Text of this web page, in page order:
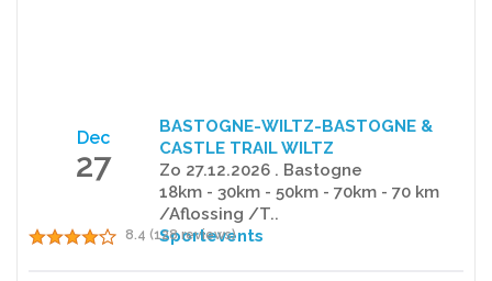
Dec
27
BASTOGNE-WILTZ-BASTOGNE &
CASTLE TRAIL WILTZ
Zo 27.12.2026 . Bastogne
18km - 30km - 50km - 70km - 70 km
/Aflossing /T..
Sportevents
8.4 (128 reviews)